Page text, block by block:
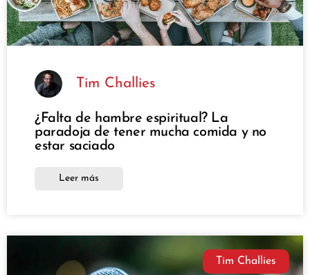
Tim Challies
¿Falta de hambre espiritual? La
paradoja de tener mucha comida y no
estar saciado
Leer más
Tim Challies